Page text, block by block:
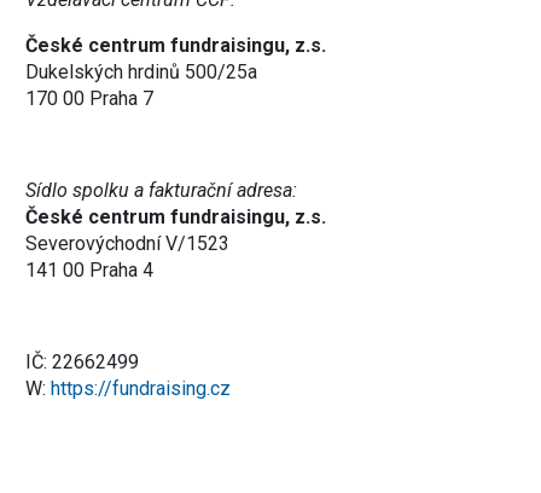
České centrum fundraisingu, z.s.
Dukelských hrdinů 500/25a
170 00 Praha 7
Sídlo spolku a fakturační adresa:
České centrum fundraisingu, z.s.
Severovýchodní V/1523
141 00 Praha 4
IČ: 22662499
W: https://fundraising.cz